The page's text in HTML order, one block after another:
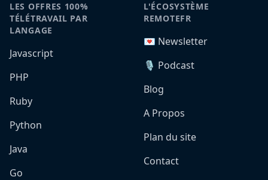
LES OFFRES 100%
TÉLÉTRAVAIL PAR
LANGAGE
Javascript
PHP
Ruby
Python
Java
Go
L'ÉCOSYSTÈME
REMOTEFR
💌 Newsletter
🎙️ Podcast
Blog
A Propos
Plan du site
Contact